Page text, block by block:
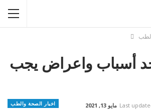
أسباب واعراض يجب
اخبار الصحة والطب Last مايو 13, 2021